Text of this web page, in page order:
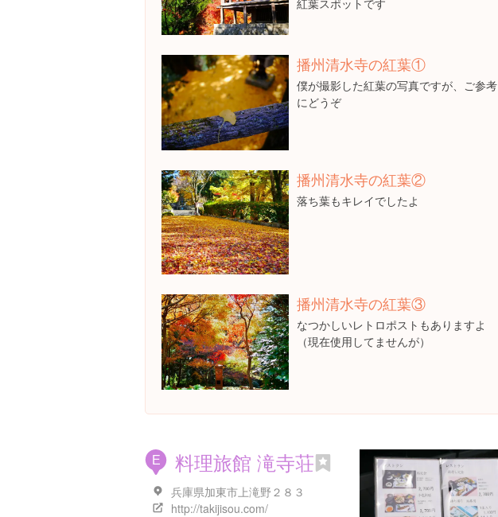
紅葉スポットです
播州清水寺の紅葉①
僕が撮影した紅葉の写真ですが、ご参考
にどうぞ
播州清水寺の紅葉②
落ち葉もキレイでしたよ
播州清水寺の紅葉③
なつかしいレトロポストもありますよ
（現在使用してませんが）
E 料理旅館 滝寺荘
兵庫県加東市上滝野２８３
http://takijisou.com/